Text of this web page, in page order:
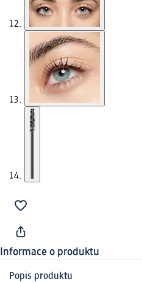
Informace o produktu
Popis produktu